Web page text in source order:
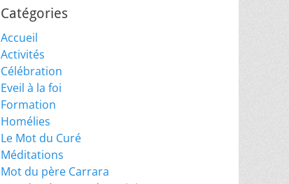
Catégories
Accueil
Activités
Célébration
Eveil à la foi
Formation
Homélies
Le Mot du Curé
Méditations
Mot du père Carrara